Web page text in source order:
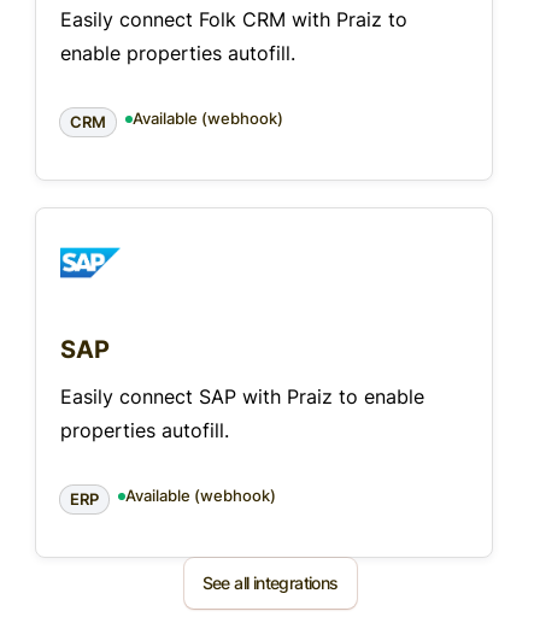
Easily connect Folk CRM with Praiz to
enable properties autofill.
CRM Available (webhook)
SAP
Easily connect SAP with Praiz to enable
properties autofill.
ERP Available (webhook)
See all integrations